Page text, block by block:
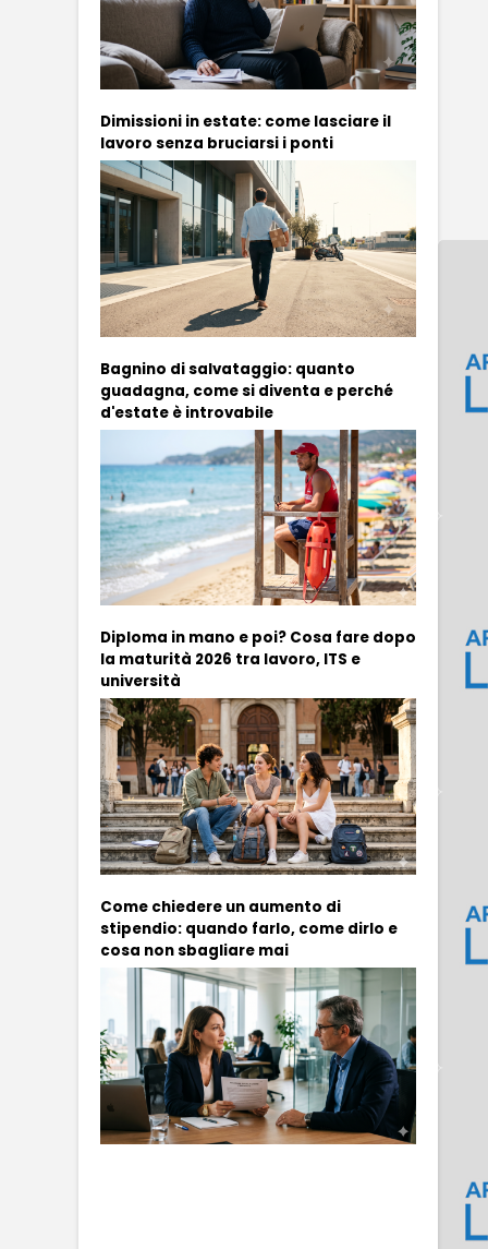
Dimissioni in estate: come lasciare il
lavoro senza bruciarsi i ponti
Bagnino di salvataggio: quanto
guadagna, come si diventa e perché
d'estate è introvabile
Diploma in mano e poi? Cosa fare dopo
la maturità 2026 tra lavoro, ITS e
università
Come chiedere un aumento di
stipendio: quando farlo, come dirlo e
cosa non sbagliare mai